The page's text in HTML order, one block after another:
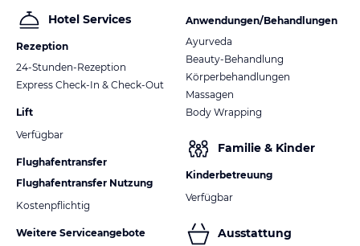
Hotel Services
Rezeption
24-Stunden-Rezeption
Express Check-In & Check-Out
Lift
Verfügbar
Flughafentransfer
Flughafentransfer Nutzung
Kostenpflichtig
Weitere Serviceangebote
Anwendungen/Behandlungen
Ayurveda
Beauty-Behandlung
Körperbehandlungen
Massagen
Body Wrapping
Familie & Kinder
Kinderbetreuung
Verfügbar
Ausstattung